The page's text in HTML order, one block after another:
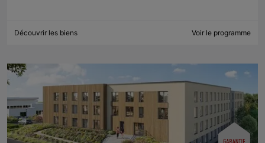
Découvrir les biens Voir le programme